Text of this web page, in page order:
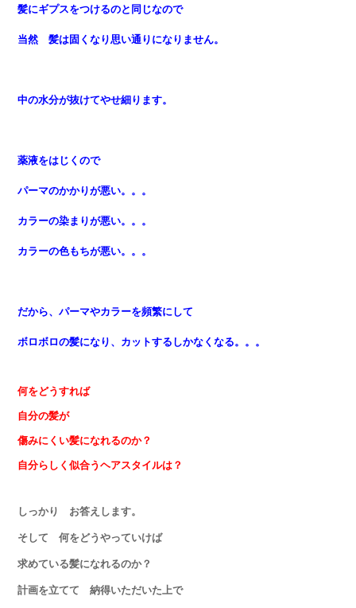
髪にギプスをつけるのと同じなので
当然 髪は固くなり思い通りになりません。
中の水分が抜けてやせ細ります。
薬液をはじくので
パーマのかかりが悪い。。。
カラーの染まりが悪い。。。
カラーの色もちが悪い。。。
だから、パーマやカラーを頻繁にして
ボロボロの髪になり 、カットするしかなくなる。。。
何をどうすれば
自分の髪が
傷みにくい髪になれるのか？
自分らしく似合うヘアスタイルは？
しっかり お答えします。
そして 何をどうやっていけば
求めている髪になれるのか？
計画を立てて 納得いただいた上で